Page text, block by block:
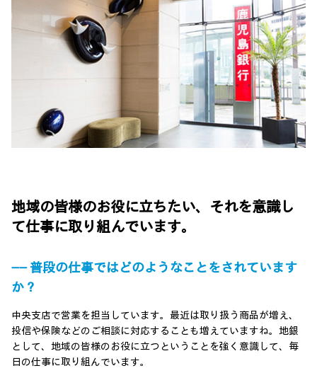
地域の皆様のお役に立ちたい、それを意識し
て仕事に取り組んでいます。
―― 普段の仕事ではどのようなことをされています
か？
中央支店で営業を担当しています。最近は取り扱う商品が増え、
投信や保険などのご相談に対応することも増えていますね。地銀
として、地域の皆様のお役に立つということを強く意識して、毎
日の仕事に取り組んでいます。